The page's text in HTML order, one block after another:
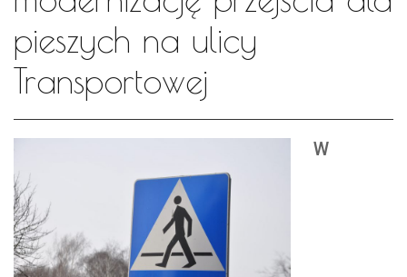
pieszych na ulicy
Transportowej
W